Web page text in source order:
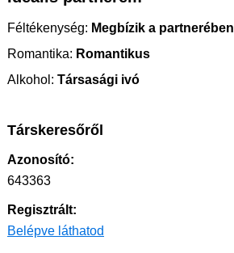
Féltékenység: Megbízik a partnerében
Romantika: Romantikus
Alkohol: Társasági ivó
Társkeresőről
Azonosító:
643363
Regisztrált:
Belépve láthatod